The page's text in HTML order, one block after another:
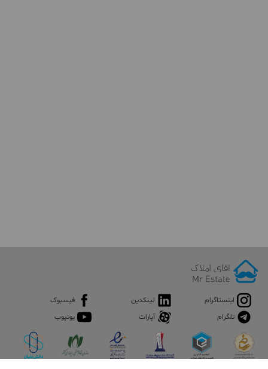
اینستاگرام لینکدین
فیسبوک
تلگرام
آپارات یوتیوب